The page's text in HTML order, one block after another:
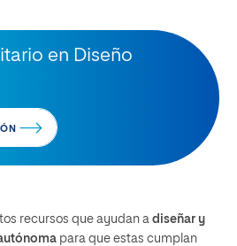
en Diseño
recursos que ayudan a diseñar y
para que estas cumplan